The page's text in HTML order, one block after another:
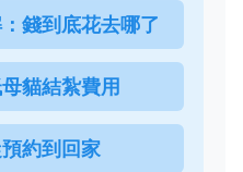
錢到底花去哪了
貓結紮費用
約到回家